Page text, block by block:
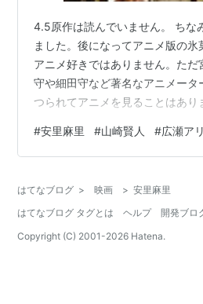
4.5原作は読んでいません。 ちな
ました。後になってアニメ版の氷
アニメ好きではありません。た
守や細田守など著名なアニメータ
つられてアニメを見ることはあり
面白く見ました。びっくりするほ
よく出来た話（原作）にとても
は偏向な鑑賞眼の持ち主ではない
世評と自己評が、そうそう違って
す。だから、アニメを踏まえた評
#安里麻里 #山崎賢人 #広瀬ア
はてなブログ > 映画 > 安里麻里
はてなブログ タグとは
ヘルプ 開発ブロ
Copyright (C) 2001-2026 Hatena.